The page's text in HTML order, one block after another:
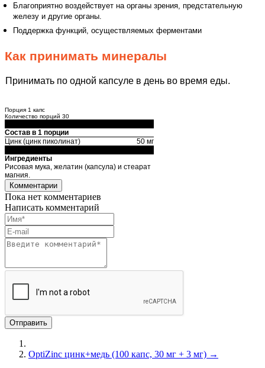
Благоприятно воздействует на органы зрения, предстательную
железу и другие органы.
Поддержка функций, осуществляемых ферментами
Как принимать минералы
Принимать по одной капсуле в день во время еды.
Порция 1 капс
Количество порций 30
Состав в 1 порции
Цинк (цинк пиколинат)
50 мг
Ингредиенты
Рисовая мука, желатин (капсула) и стеарат
магния.
Комментарии
Пока нет комментариев
Написать комментарий
OptiZinc цинк+медь (100 капс, 30 мг + 3 мг) →